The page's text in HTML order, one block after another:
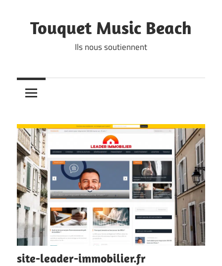
content
Touquet Music Beach
Ils nous soutiennent
site-leader-immobilier.fr